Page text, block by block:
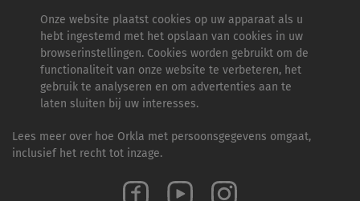
Onze website plaatst cookies op uw apparaat als u
hebt ingestemd met het opslaan van cookies in uw
browserinstellingen. Cookies worden gebruikt om de
functionaliteit van onze website te verbeteren, het
gebruik te analyseren en om advertenties aan te
laten sluiten bij uw interesses.
Lees meer over hoe Orkla met persoonsgegevens omgaat,
inclusief het recht tot inzage.